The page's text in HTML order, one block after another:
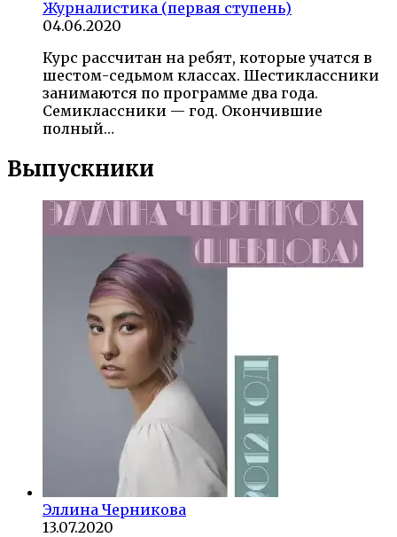
Журналистика (первая ступень)
04.06.2020
Курс рассчитан на ребят, которые учатся в
шестом-седьмом классах. Шестиклассники
занимаются по программе два года.
Семиклассники — год. Окончившие
полный…
Выпускники
Эллина Черникова
13.07.2020